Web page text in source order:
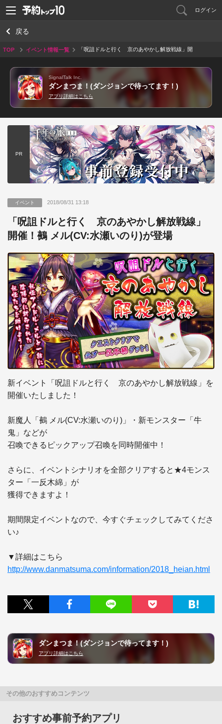
ログイン
戻る
TOP イベント情報一覧
「呪詛ドルと行く 京のあやかし解放戦線」開
SignalTalk Inc.
ダンまつま！(ダンジョンで待ってます！)
アプリ詳細はこちら
PR
イベント 2018/08/31 13:18
「呪詛ドルと行く 京のあやかし解放戦線」
開催！鵺 メル(CV:水瀬いのり)が登場
新イベント「呪詛ドルと行く　京のあやかし解放戦線」を
開催いたしました！
新魔人「鵺 メル(CV:水瀬いのり)」・新モンスター「牛
鬼」などが
召喚できるピックアップ召喚を同時開催中！
さらに、イベントシナリオを全部クリアすると★4モンス
ター「一反木綿」が
獲得できますよ！
期間限定イベントなので、今すぐチェックしてみてくださ
い♪
http://www.danmatsuma.com/information/2018_heian.html
ダンまつま！(ダンジョンで待ってます！)
アプリ詳細はこちら
その他のおすすめコンテンツ
おすすめ事前予約アプリ